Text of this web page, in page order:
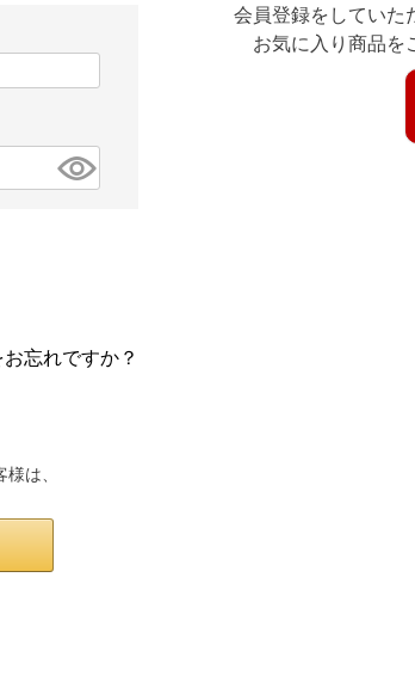
忘れですか？
は、
会員登録をしていた
お気に入り商品を